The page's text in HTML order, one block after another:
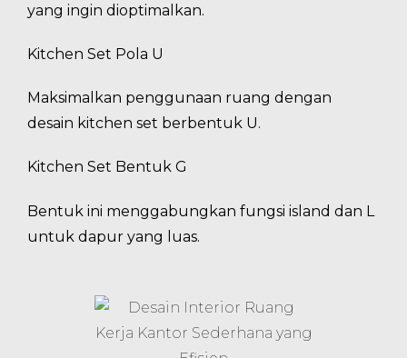
yang ingin dioptimalkan.
Kitchen Set Pola U
Maksimalkan penggunaan ruang dengan
desain kitchen set berbentuk U.
Kitchen Set Bentuk G
Bentuk ini menggabungkan fungsi island dan L
untuk dapur yang luas.